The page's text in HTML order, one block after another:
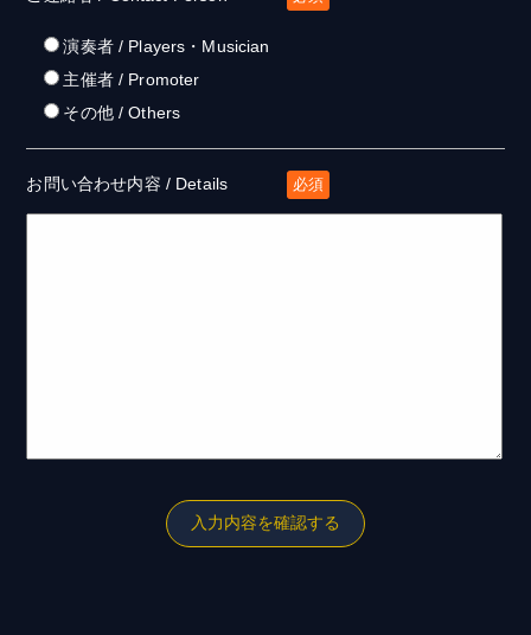
演奏者 / Players・Musician
主催者 / Promoter
その他 / Others
お問い合わせ内容 / Details 必須